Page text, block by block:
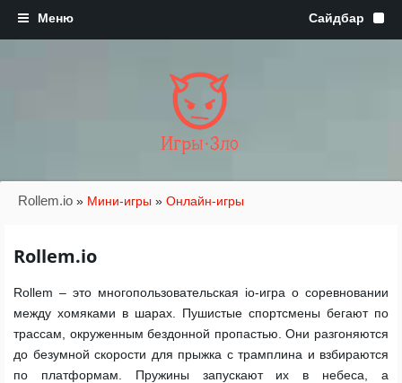
Игры·Зло
Rollem.io » Мини-игры » Онлайн-игры
Rollem.io
Rollem – это многопользовательская io-игра о соревновании
между хомяками в шарах. Пушистые спортсмены бегают по
трассам, окруженным бездонной пропастью. Они разгоняются
до безумной скорости для прыжка с трамплина и взбираются
по платформам. Пружины запускают их в небеса, а